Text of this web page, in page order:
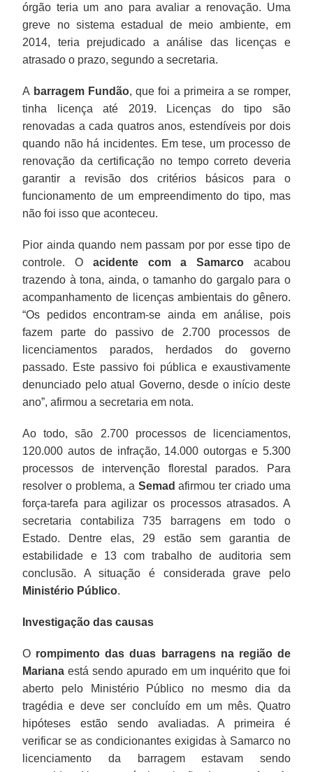
órgão teria um ano para avaliar a renovação. Uma
greve no sistema estadual de meio ambiente, em
2014, teria prejudicado a análise das licenças e
atrasado o prazo, segundo a secretaria.
A barragem Fundão, que foi a primeira a se romper,
tinha licença até 2019. Licenças do tipo são
renovadas a cada quatros anos, estendíveis por dois
quando não há incidentes. Em tese, um processo de
renovação da certificação no tempo correto deveria
garantir a revisão dos critérios básicos para o
funcionamento de um empreendimento do tipo, mas
não foi isso que aconteceu.
Pior ainda quando nem passam por por esse tipo de
controle. O acidente com a Samarcoacabou
trazendo à tona, ainda, o tamanho do gargalo para o
acompanhamento de licenças ambientais do gênero.
“Os pedidos encontram-se ainda em análise, pois
fazem parte do passivo de 2.700 processos de
licenciamentos parados, herdados do governo
passado. Este passivo foi pública e exaustivamente
denunciado pelo atual Governo, desde o início deste
ano”, afirmou a secretaria em nota.
Ao todo, são 2.700 processos de licenciamentos,
120.000 autos de infração, 14.000 outorgas e 5.300
processos de intervenção florestal parados. Para
resolver o problema, a Semad afirmou ter criado uma
força-tarefa para agilizar os processos atrasados. A
secretaria contabiliza 735 barragens em todo o
Estado. Dentre elas, 29 estão sem garantia de
estabilidade e 13 com trabalho de auditoria sem
conclusão. A situação é considerada grave pelo
Ministério Público.
Investigação das causas
O rompimento das duas barragens na região de
Mariana está sendo apurado em um inquérito que foi
aberto pelo Ministério Público no mesmo dia da
tragédia e deve ser concluído em um mês. Quatro
hipóteses estão sendo avaliadas. A primeira é
verificar se as condicionantes exigidas à Samarco no
licenciamento da barragem estavam sendo